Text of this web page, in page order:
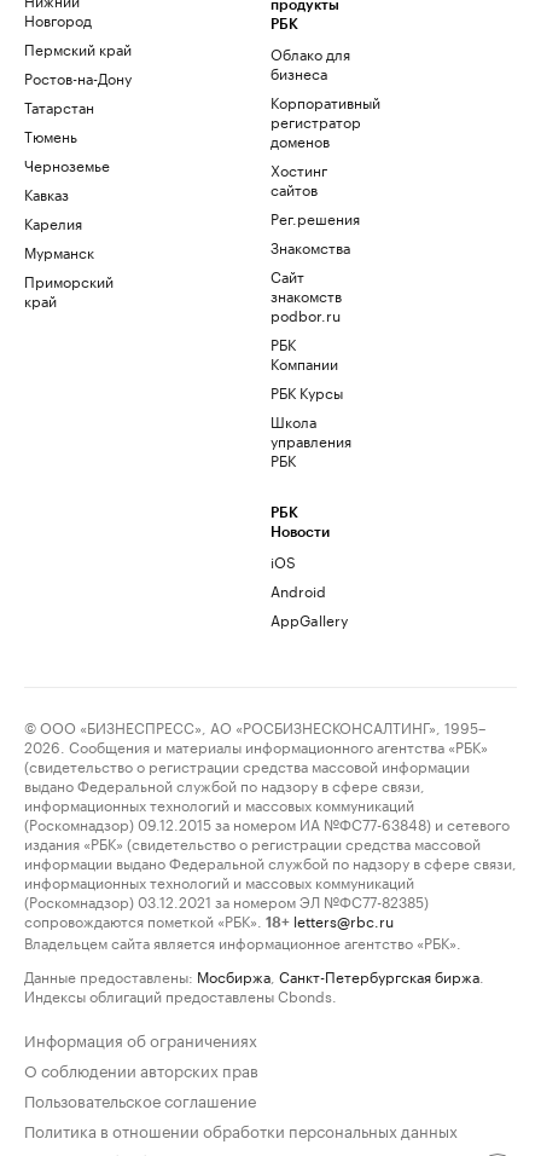
Новгород
Пермский край
Ростов-на-Дону
Татарстан
Тюмень
Черноземье
Кавказ
Карелия
Мурманск
Приморский
край
продукты
РБК
Облако для
бизнеса
Корпоративный
регистратор
доменов
Хостинг
сайтов
Рег.решения
Знакомства
Сайт
знакомств
podbor.ru
РБК
Компании
РБК Курсы
Школа
управления
РБК
РБК
Новости
iOS
Android
AppGallery
© ООО «БИЗНЕСПРЕСС», АО «РОСБИЗНЕСКОНСАЛТИНГ», 1995–
2026. Сообщения и материалы информационного агентства «РБК»
(свидетельство о регистрации средства массовой информации
выдано Федеральной службой по надзору в сфере связи,
информационных технологий и массовых коммуникаций
(Роскомнадзор) 09.12.2015 за номером ИА №ФС77-63848) и сетевого
издания «РБК» (свидетельство о регистрации средства массовой
информации выдано Федеральной службой по надзору в сфере связи,
информационных технологий и массовых коммуникаций
(Роскомнадзор) 03.12.2021 за номером ЭЛ №ФС77-82385)
сопровождаются пометкой «РБК».
18+ letters@rbc.ru
Владельцем сайта является информационное агентство «РБК».
Данные предоставлены: Мосбиржа Санкт-Петербургская биржа
Индексы облигаций предоставлены Cbonds.
Информация об ограничениях
О соблюдении авторских прав
Пользовательское соглашение
Политика в отношении обработки персональных данных